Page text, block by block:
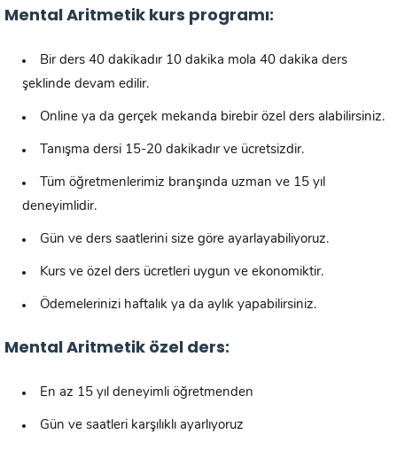
Mental Aritmetik kurs programı:
Bir ders 40 dakikadır 10 dakika mola 40 dakika ders
şeklinde devam edilir.
Online ya da gerçek mekanda birebir özel ders alabilirsiniz.
Tanışma dersi 15-20 dakikadır ve ücretsizdir.
Tüm öğretmenlerimiz branşında uzman ve 15 yıl
deneyimlidir.
Gün ve ders saatlerini size göre ayarlayabiliyoruz.
Kurs ve özel ders ücretleri uygun ve ekonomiktir.
Ödemelerinizi haftalık ya da aylık yapabilirsiniz.
Mental Aritmetik özel ders:
En az 15 yıl deneyimli öğretmenden
Gün ve saatleri karşılıklı ayarlıyoruz